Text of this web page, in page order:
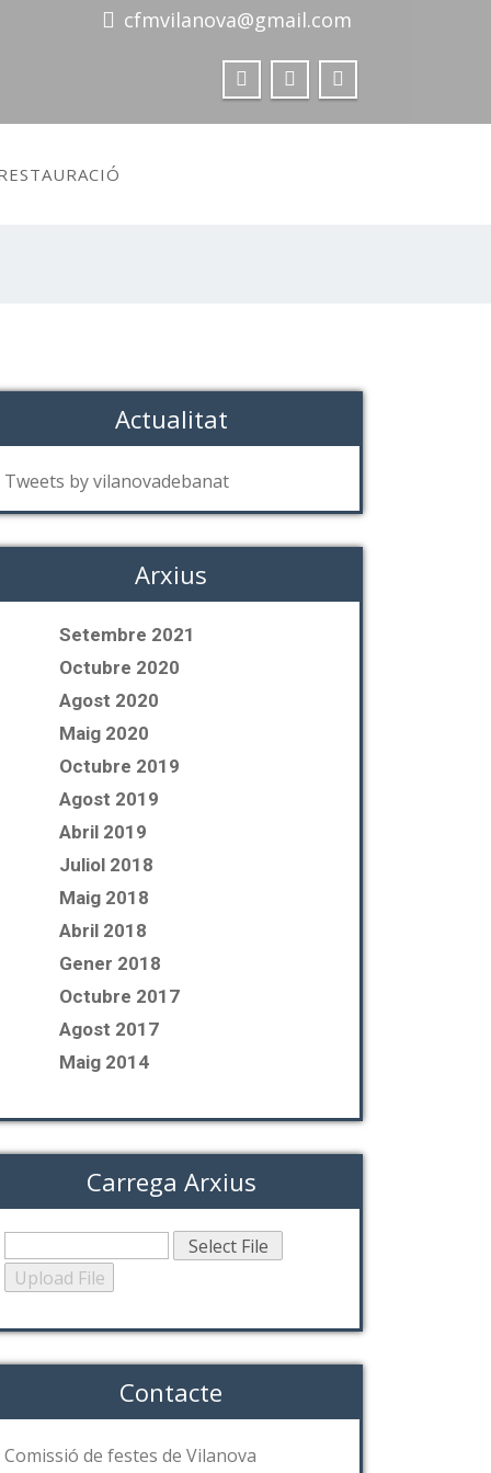
cfmvilanova@gmail.com
Actualitat
Tweets by vilanovadebanat
Arxius
Setembre 2021
Octubre 2020
Agost 2020
Maig 2020
Octubre 2019
Agost 2019
Abril 2019
Juliol 2018
Maig 2018
Abril 2018
Gener 2018
Octubre 2017
Agost 2017
Maig 2014
Carrega Arxius
Contacte
Comissió de festes de Vilanova